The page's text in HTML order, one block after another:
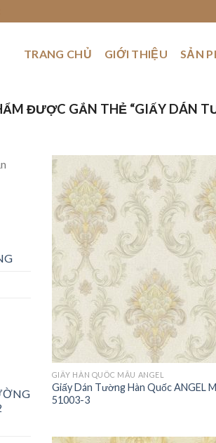
TRANG CHỦ GIỚI THIỆU SẢN
ĐƯỢC GẮN THẺ “GIẤY DÁN
GIẤY HÀN QUỐC MẪU ANGEL
Giấy Dán Tường Hàn Quốc ANGEL
51003-3